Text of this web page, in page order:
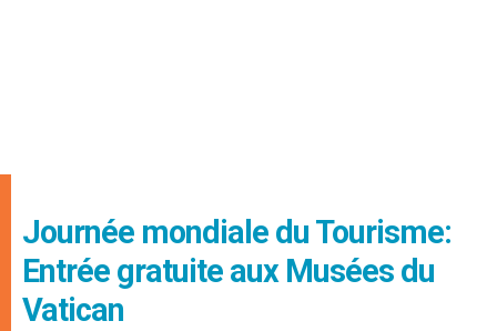
Journée mondiale du Tourisme:
Entrée gratuite aux Musées du
Vatican